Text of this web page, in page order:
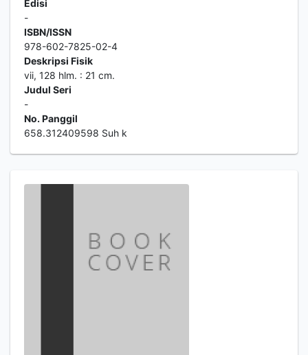
Edisi
-
ISBN/ISSN
978-602-7825-02-4
Deskripsi Fisik
vii, 128 hlm. : 21 cm.
Judul Seri
-
No. Panggil
658.312409598 Suh k